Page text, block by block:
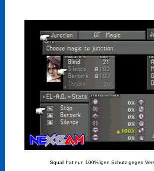
Squall hat nun 100%'igen Schutz gegen